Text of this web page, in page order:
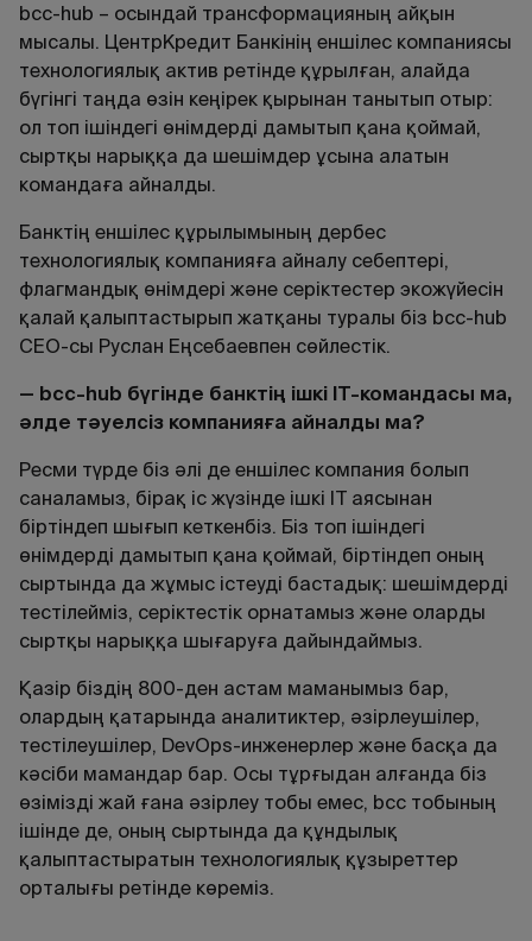
bcc-hub – осындай трансформацияның айқын
мысалы. ЦентрКредит Банкінің еншілес компаниясы
технологиялық актив ретінде құрылған, алайда
бүгінгі таңда өзін кеңірек қырынан танытып отыр:
ол топ ішіндегі өнімдерді дамытып қана қоймай,
сыртқы нарыққа да шешімдер ұсына алатын
командаға айналды.
Банктің еншілес құрылымының дербес
технологиялық компанияға айналу себептері,
флагмандық өнімдері және серіктестер экожүйесін
қалай қалыптастырып жатқаны туралы біз bcc-hub
CEO-сы Руслан Еңсебаевпен сөйлестік.
— bcc-hub бүгінде банктің ішкі IT-командасы ма,
әлде тәуелсіз компанияға айналды ма?
Ресми түрде біз әлі де еншілес компания болып
саналамыз, бірақ іс жүзінде ішкі IT аясынан
біртіндеп шығып кеткенбіз. Біз топ ішіндегі
өнімдерді дамытып қана қоймай, біртіндеп оның
сыртында да жұмыс істеуді бастадық: шешімдерді
тестілейміз, серіктестік орнатамыз және оларды
сыртқы нарыққа шығаруға дайындаймыз.
Қазір біздің 800-ден астам маманымыз бар,
олардың қатарында аналитиктер, әзірлеушілер,
тестілеушілер, DevOps-инженерлер және басқа да
кәсіби мамандар бар. Осы тұрғыдан алғанда біз
өзімізді жай ғана әзірлеу тобы емес, bcc тобының
ішінде де, оның сыртында да құндылық
қалыптастыратын технологиялық құзыреттер
орталығы ретінде көреміз.